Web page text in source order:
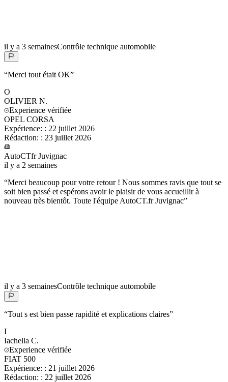
il y a 3 semainesContrôle technique automobile
“Merci tout était OK”
O
OLIVIER N.
Experience vérifiée
OPEL CORSA
Expérience: : 22 juillet 2026
Rédaction: : 23 juillet 2026
AutoCTfr Juvignac
il y a 2 semaines
“Merci beaucoup pour votre retour ! Nous sommes ravis que tout se
soit bien passé et espérons avoir le plaisir de vous accueillir à
nouveau très bientôt. Toute l'équipe AutoCT.fr Juvignac”
il y a 3 semainesContrôle technique automobile
“Tout s est bien passe rapidité et explications claires”
I
Iachella C.
Experience vérifiée
FIAT 500
Expérience: : 21 juillet 2026
Rédaction: : 22 juillet 2026